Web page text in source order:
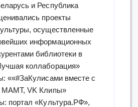
и Республика
проекты
осуществленные
информационных
библиотеки в
коллаборация»
««#ЗаКулисами вместе с
МАМТ, VK Клипы»
портал «Культура.РФ»,